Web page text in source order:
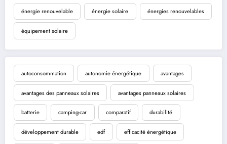
énergie renouvelable énergie solaire énergies renouvelables
équipement solaire
autoconsommation autonomie énergétique avantages
avantages des panneaux solaires avantages panneaux solaires
batterie camping-car comparatif durabilité
développement durable edf efficacité énergétique